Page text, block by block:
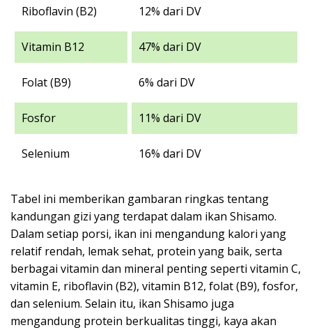
Riboflavin (B2) 12% dari DV
Vitamin B12 47% dari DV
Folat (B9) 6% dari DV
Fosfor 11% dari DV
Selenium 16% dari DV
Tabel ini memberikan gambaran ringkas tentang
kandungan gizi yang terdapat dalam ikan Shisamo.
Dalam setiap porsi, ikan ini mengandung kalori yang
relatif rendah, lemak sehat, protein yang baik, serta
berbagai vitamin dan mineral penting seperti vitamin C,
vitamin E, riboflavin (B2), vitamin B12, folat (B9), fosfor,
dan selenium. Selain itu, ikan Shisamo juga
mengandung protein berkualitas tinggi, kaya akan